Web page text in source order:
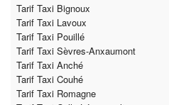
Tarif Taxi Bignoux
Tarif Taxi Lavoux
Tarif Taxi Pouillé
Tarif Taxi Sèvres-Anxaumont
Tarif Taxi Anché
Tarif Taxi Couhé
Tarif Taxi Romagne